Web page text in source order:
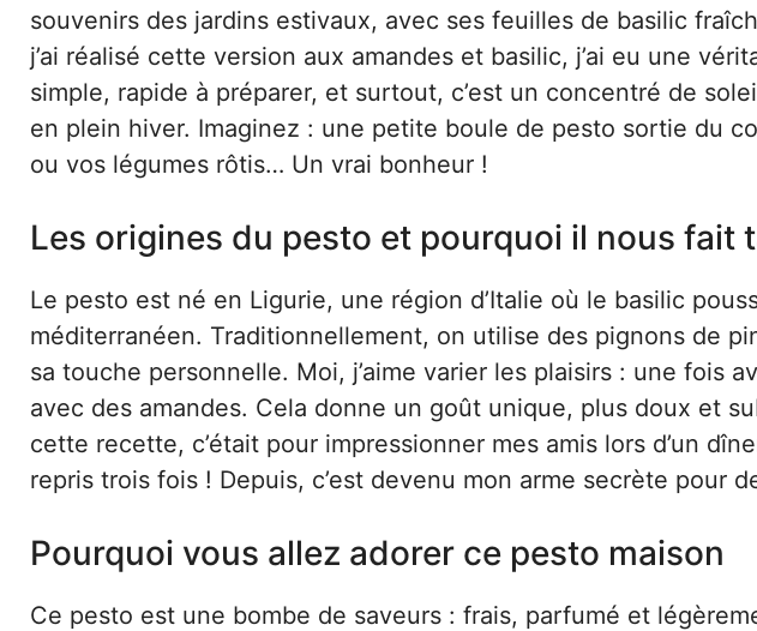
souvenirs des jardins estivaux, avec ses feuilles de basilic
j’ai réalisé cette version aux amandes et basilic, j’ai eu une
simple, rapide à préparer, et surtout, c’est un concentré de
en plein hiver. Imaginez : une petite boule de pesto sortie du
ou vos légumes rôtis… Un vrai bonheur !
Les origines du pesto et pourquoi il nous fait
Le pesto est né en Ligurie, une région d’Italie où le basilic
méditerranéen. Traditionnellement, on utilise des pignons de
sa touche personnelle. Moi, j’aime varier les plaisirs : une fois
avec des amandes. Cela donne un goût unique, plus doux et
cette recette, c’était pour impressionner mes amis lors d’un
repris trois fois ! Depuis, c’est devenu mon arme secrète pour
Pourquoi vous allez adorer ce pesto maison
Ce pesto est une bombe de saveurs : frais, parfumé et